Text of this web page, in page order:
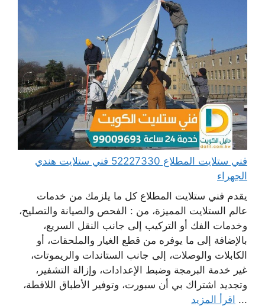
فني ستلايت المطلاع 52227330 فني ستلايت هندي
الجهراء
يقدم فني ستلايت المطلاع كل ما يلزمك من خدمات
عالم الستلايت المميزة، من : الفحص والصيانة والتصليح،
وخدمات الفك أو التركيب إلى جانب النقل السريع،
بالإضافة إلى ما يوفره من قطع الغيار والملحقات، أو
الكابلات والوصلات، إلى جانب الستاندات والريموتات،
غير خدمة البرمجة وضبط الإعدادات، وإزالة التشفير،
وتجديد اشتراك بي أن سبورت، وتوفير الأطباق اللاقطة،
... اقرأ المزيد